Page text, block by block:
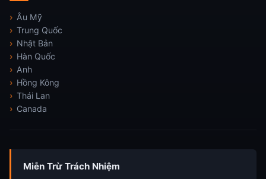
Âu Mỹ
Trung Quốc
Nhật Bản
Hàn Quốc
Anh
Hồng Kông
Thái Lan
Canada
Miễn Trừ Trách Nhiệm